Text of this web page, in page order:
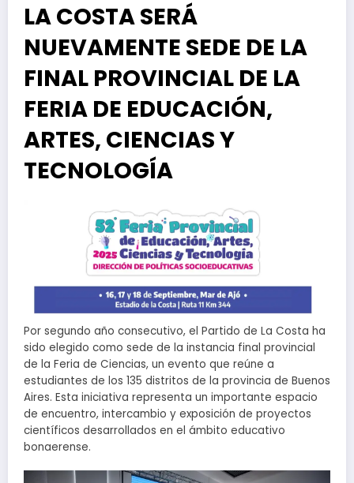
LA COSTA SERÁ
NUEVAMENTE SEDE DE LA
FINAL PROVINCIAL DE LA
FERIA DE EDUCACIÓN,
ARTES, CIENCIAS Y
TECNOLOGÍA
Por segundo año consecutivo, el Partido de La Costa ha
sido elegido como sede de la instancia final provincial
de la Feria de Ciencias, un evento que reúne a
estudiantes de los 135 distritos de la provincia de Buenos
Aires. Esta iniciativa representa un importante espacio
de encuentro, intercambio y exposición de proyectos
científicos desarrollados en el ámbito educativo
bonaerense.